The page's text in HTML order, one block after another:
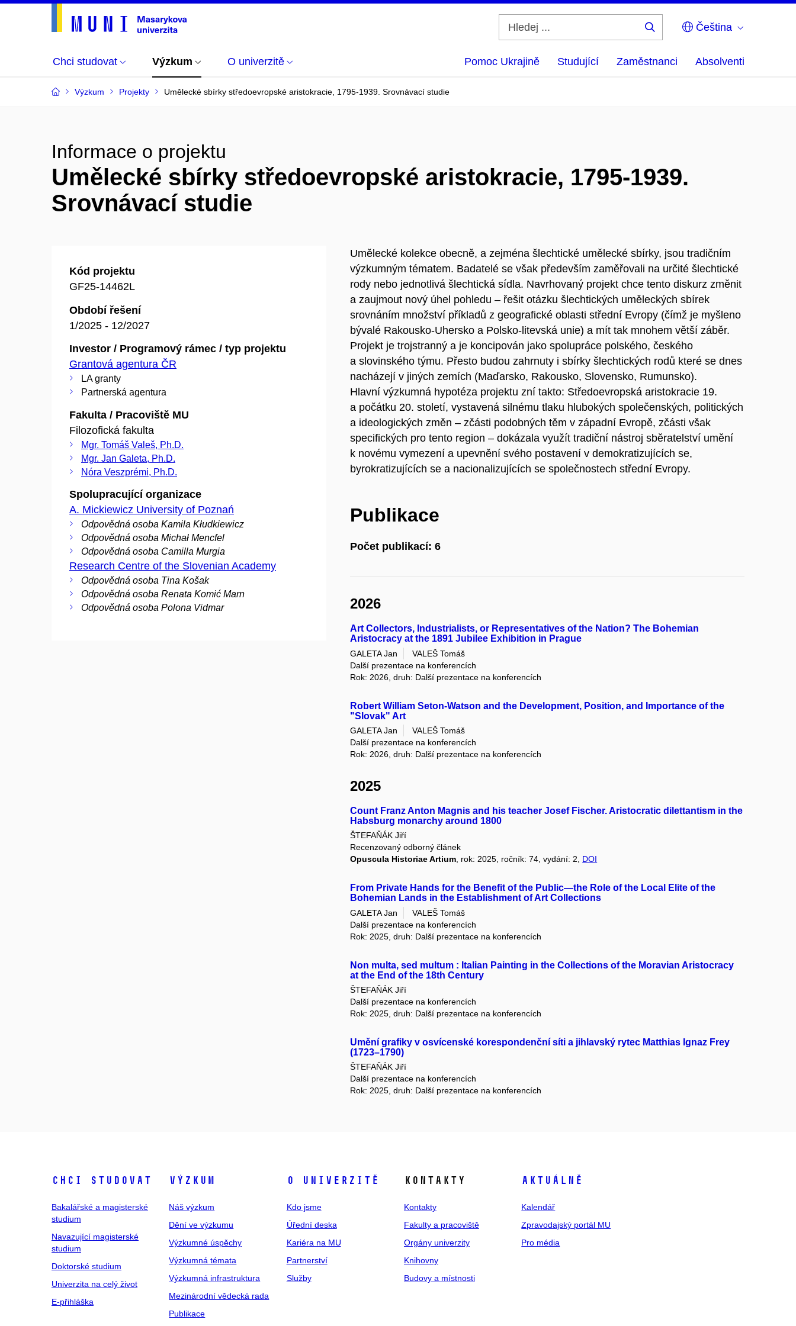
Čeština
Chci studovat Výzkum O univerzitě Pomoc Ukrajině Studující Zaměstnanci Absolventi
Výzkum Projekty Umělecké sbírky středoevropské aristokracie, 1795-1939. Srovnávací studie
Informace o projektu
Umělecké sbírky středoevropské aristokracie, 1795-1939.
Srovnávací studie
Kód projektu
GF25-14462L
Období řešení
1/2025 - 12/2027
Investor / Programový rámec / typ projektu
Grantová agentura ČR
LA granty
Partnerská agentura
Fakulta / Pracoviště MU
Filozofická fakulta
Mgr. Tomáš Valeš, Ph.D.
Mgr. Jan Galeta, Ph.D.
Nóra Veszprémi, Ph.D.
Spolupracující organizace
A. Mickiewicz University of Poznań
Odpovědná osoba Kamila Kłudkiewicz
Odpovědná osoba Michał Mencfel
Odpovědná osoba Camilla Murgia
Research Centre of the Slovenian Academy
Odpovědná osoba Tina Košak
Odpovědná osoba Renata Komić Marn
Odpovědná osoba Polona Vidmar
Umělecké kolekce obecně, a zejména šlechtické umělecké sbírky, jsou tradičním
výzkumným tématem. Badatelé se však především zaměřovali na určité šlechtické
rody nebo jednotlivá šlechtická sídla. Navrhovaný projekt chce tento diskurz změnit
a zaujmout nový úhel pohledu – řešit otázku šlechtických uměleckých sbírek
srovnáním množství příkladů z geografické oblasti střední Evropy (čímž je myšleno
bývalé Rakousko-Uhersko a Polsko-litevská unie) a mít tak mnohem větší záběr.
Projekt je trojstranný a je koncipován jako spolupráce polského, českého
a slovinského týmu. Přesto budou zahrnuty i sbírky šlechtických rodů které se dnes
nacházejí v jiných zemích (Maďarsko, Rakousko, Slovensko, Rumunsko).
Hlavní výzkumná hypotéza projektu zní takto: Středoevropská aristokracie 19.
a počátku 20. století, vystavená silnému tlaku hlubokých společenských, politických
a ideologických změn – zčásti podobných těm v západní Evropě, zčásti však
specifických pro tento region – dokázala využít tradiční nástroj sběratelství umění
k novému vymezení a upevnění svého postavení v demokratizujících se,
byrokratizujících se a nacionalizujících se společnostech střední Evropy.
Publikace
Počet publikací: 6
2026
Art Collectors, Industrialists, or Representatives of the Nation? The Bohemian
Aristocracy at the 1891 Jubilee Exhibition in Prague
GALETA Jan
VALEŠ Tomáš
Další prezentace na konferencích
Rok: 2026, druh: Další prezentace na konferencích
Robert William Seton-Watson and the Development, Position, and Importance of the
"Slovak" Art
GALETA Jan
VALEŠ Tomáš
Další prezentace na konferencích
Rok: 2026, druh: Další prezentace na konferencích
2025
Count Franz Anton Magnis and his teacher Josef Fischer. Aristocratic dilettantism in the
Habsburg monarchy around 1800
ŠTEFAŇÁK Jiří
Recenzovaný odborný článek
Opuscula Historiae Artium, rok: 2025, ročník: 74, vydání: 2, DOI
From Private Hands for the Benefit of the Public—the Role of the Local Elite of the
Bohemian Lands in the Establishment of Art Collections
GALETA Jan
VALEŠ Tomáš
Další prezentace na konferencích
Rok: 2025, druh: Další prezentace na konferencích
Non multa, sed multum : Italian Painting in the Collections of the Moravian Aristocracy
at the End of the 18th Century
ŠTEFAŇÁK Jiří
Další prezentace na konferencích
Rok: 2025, druh: Další prezentace na konferencích
Umění grafiky v osvícenské korespondenční síti a jihlavský rytec Matthias Ignaz Frey
(1723–1790)
ŠTEFAŇÁK Jiří
Další prezentace na konferencích
Rok: 2025, druh: Další prezentace na konferencích
Chci studovat
Bakalářské a magisterské
studium
Navazující magisterské
studium
Doktorské studium
Univerzita na celý život
E-přihláška
Výzkum
Náš výzkum
Dění ve výzkumu
Výzkumné úspěchy
Výzkumná témata
Výzkumná infrastruktura
Mezinárodní vědecká rada
Publikace
O univerzitě
Kdo jsme
Úřední deska
Kariéra na MU
Partnerství
Služby
Kontakty
Kontakty
Fakulty a pracoviště
Orgány univerzity
Knihovny
Budovy a místnosti
Aktuálně
Kalendář
Zpravodajský portál MU
Pro média